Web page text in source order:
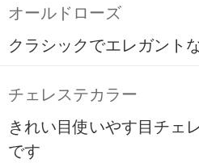
オールドローズ
クラシックでエレガント
チェレステカラー
きれい目使いやす目チェ
です